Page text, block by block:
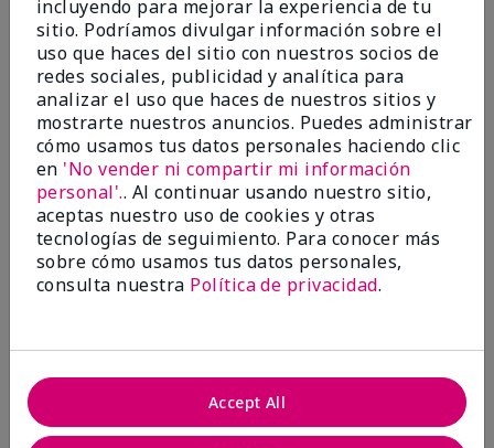
Satisfied
EnviadoHace 3 meses
porKeyrone
de LaBelle, FL
Evaluado en
marykay.com/en-us/
Since using MK products, my skin hasn't been as oily.
I've received compliments that my complexion has
improved, and most of all, my skin doesn't feel dry or
irritated after use. Moisturizers are usually hard to
Tyre, for introducing me to these products!
ConclusiónSí, recomendaría a un amigo
incluyendo para mejorar la experiencia de tu
sitio. Podríamos divulgar información sobre el
uso que haces del sitio con nuestros socios de
redes sociales, publicidad y analítica para
analizar el uso que haces de nuestros sitios y
mostrarte nuestros anuncios. Puedes administrar
cómo usamos tus datos personales haciendo clic
en 'No vender ni compartir mi información
personal'.. Al continuar usando nuestro sitio,
aceptas nuestro uso de cookies y otras
tecnologías de seguimiento. Para conocer más
sobre cómo usamos tus datos personales,
consulta nuestra Política de privacidad.
Accept All